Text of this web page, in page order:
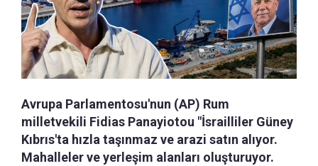
Avrupa Parlamentosu'nun (AP) Rum
milletvekili Fidias Panayiotou "İsrailliler Güney
Kıbrıs'ta hızla taşınmaz ve arazi satın alıyor.
Mahalleler ve yerleşim alanları oluşturuyor.